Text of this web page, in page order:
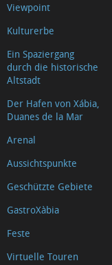
Viewpoint
Kulturerbe
Ein Spaziergang
durch die historische
Altstadt
Der Hafen von Xábia,
Duanes de la Mar
Arenal
Aussichtspunkte
Geschützte Gebiete
GastroXàbia
Feste
Virtuelle Touren